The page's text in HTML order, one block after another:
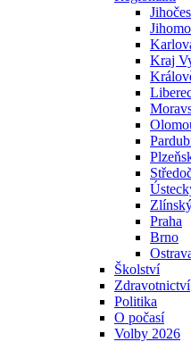
Kraj
Praha
Brno
Školství
Zdravotnictví
Politika
O počasí
Volby 2026